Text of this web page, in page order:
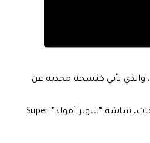
أطلقت شركة سامسونج هاتفًا ذكيًا جديدًا باسم “جالاكسي جي7 نكست” Galaxy J7 Nxt، والذي يأتي كنسخة محدثة عن
ويقدم “جالاكسي جي7 نكست” الجديد، الذي يندرج تحت فئة الهواتف منخفضة المواصفات، شاشة “سوبر أمولد” Super